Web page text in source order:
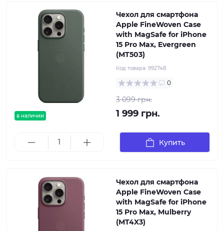
в наличии
Чехол для смартфона
Apple FineWoven Case
with MagSafe for iPhone
15 Pro Max, Evergreen
(MT503)
Код товара: 992748
0
3 099 грн.
1 999 грн.
Купить
Чехол для смартфона
Apple FineWoven Case
with MagSafe for iPhone
15 Pro Max, Mulberry
(MT4X3)